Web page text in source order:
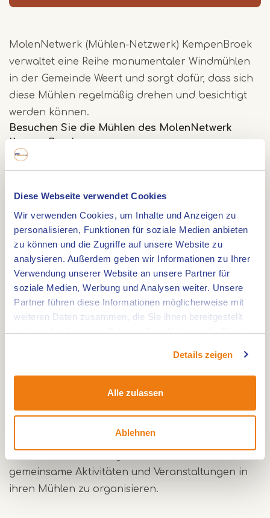
Diese Webseite verwendet Cookies
Wir verwenden Cookies, um Inhalte und Anzeigen zu
personalisieren, Funktionen für soziale Medien anbieten
zu können und die Zugriffe auf unsere Website zu
analysieren. Außerdem geben wir Informationen zu Ihrer
Verwendung unserer Website an unsere Partner für
soziale Medien, Werbung und Analysen weiter. Unsere
Partner führen diese Informationen möglicherweise mit
weiteren Daten zusammen, die Sie ihnen bereitgestellt
haben oder die sie im Rahmen Ihrer Nutzung der Dienste
Details zeigen
Alle zulassen
Ablehnen
MolenNetwerk (Mühlen-Netzwerk) KempenBroek
verwaltet eine Reihe monumentaler Windmühlen
in der Gemeinde Weert und sorgt dafür, dass sich
diese Mühlen regelmäßig drehen und besichtigt
werden können.
Besuchen Sie die Mühlen des MolenNetwerk
Im KempenBroek gibt es nicht weniger als 30
regelmäßig drehen. Die meisten dieser Mühlen
können auch besichtigt werden. Damit ist der
KempenBroek die attraktivste und
abwechslungsreichste Mühlenregion im Süden
der Niederlande. Einige dieser Mühlen haben
eine jahrhundertealte Geschichte. Ein Besuch der
Mühlen in Weert ist immer möglich, wenn eine
Mühle in Betrieb ist, das Mühlentor geöffnet ist
oder der blaue Wimpel an der Mühle weht.
Darüber hinaus finden in den Mühlen regelmäßig
sonntags Mühlentage mit Führungen,
Mühlenfreunde in KempenBroek auf beiden
gemeinsame Aktivitäten und Veranstaltungen in
ihren Mühlen zu organisieren.